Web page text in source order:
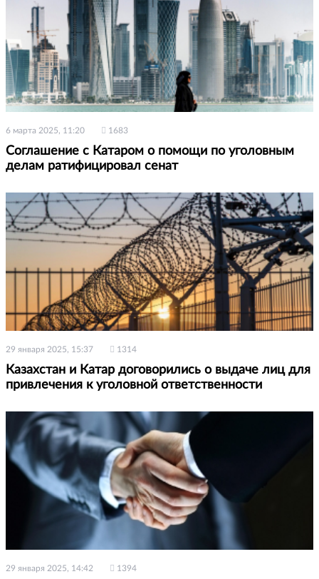
6 марта 2025, 11:20 1683
Соглашение с Катаром о помощи по уголовным
делам ратифицировал сенат
29 января 2025, 15:37 1314
Казахстан и Катар договорились о выдаче лиц для
привлечения к уголовной ответственности
29 января 2025, 14:42 1394